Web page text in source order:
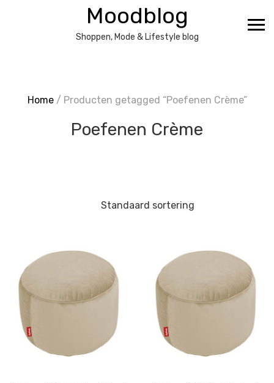
Moodblog
Shoppen, Mode & Lifestyle blog
Home/ Producten getagged “Poefenen Crème”
Poefenen Crème